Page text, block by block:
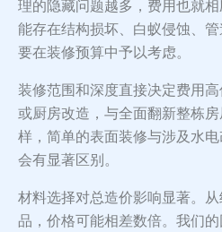
理的隐藏问题越多，费用也就
能存在结构损坏、白蚁侵蚀、
要在装修预算中予以考虑。
装修范围和深度直接决定费用
或厨房改造，与全面翻新整栋
样，简单的表面装修与涉及水
会有显著区别。
材料选择对总造价影响显著。
品，价格可能相差数倍。我们